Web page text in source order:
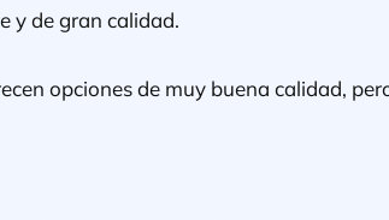
y de gran calidad.
opciones de muy buena calidad,